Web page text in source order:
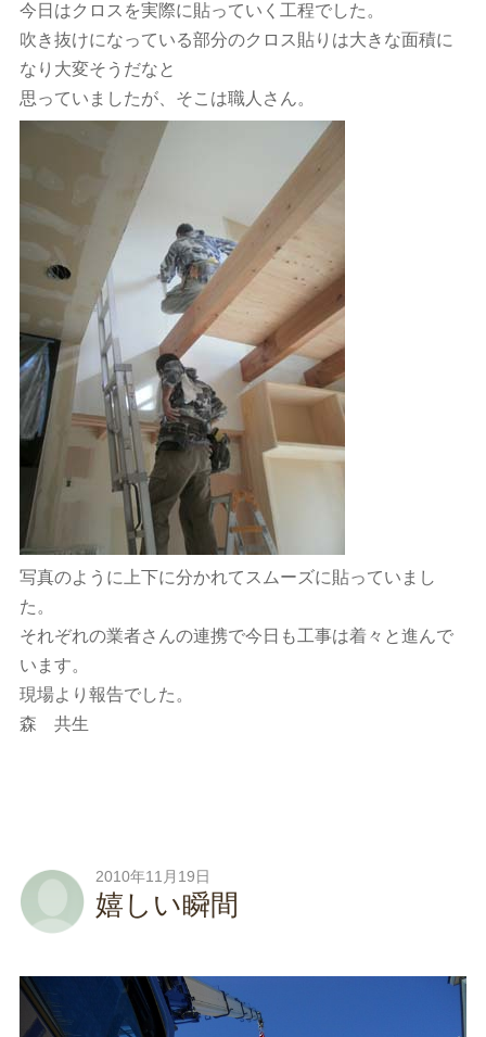
今日はクロスを実際に貼っていく工程でした。
吹き抜けになっている部分のクロス貼りは大きな面積に
なり大変そうだなと
思っていましたが、そこは職人さん。
写真のように上下に分かれてスムーズに貼っていまし
た。
それぞれの業者さんの連携で今日も工事は着々と進んで
います。
現場より報告でした。
森 共生
2010年11月19日
嬉しい瞬間